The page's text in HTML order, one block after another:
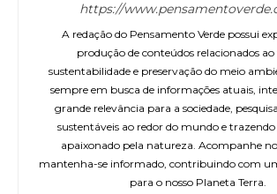
https://
A redação do Pensamento Verde possui
produção de conteúdos relacionados
sustentabilidade e preservação do meio
sempre em busca de informações atuais,
grande relevância para a sociedade,
sustentáveis ao redor do mundo e
apaixonado pela natureza. Acompanhe
mantenha-se informado, contribuindo com
para o nosso Planeta Terra.